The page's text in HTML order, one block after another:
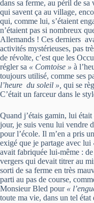
dans sa ferme, au péril de sa
qui savent ça au village,
qui, comme lui, s’étaient
n’étaient pas si nombreux
Allemands ! Ces derniers
activités mystérieuses, pas
de révolte, c’est que les
régler sa « Comtoise » à
toujours utilisé, comme ses
l’heure du soleil », qui se
C’était un farceur dans le
Quand j’étais gamin, lui
jour, je suis venu lui vendre
pour l’école. Il m’en a pris
exigé que je partage avec lui
avait fabriquée lui-même :
vergers qui devait titrer au
sorti de sa ferme en très
parti au pas de course,
Monsieur Bled pour «
toute ma vie, dans un tel état